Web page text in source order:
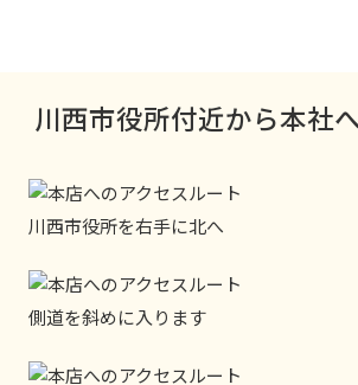
川西市役所付近から本社
川西市役所を右手に北へ
側道を斜めに入ります